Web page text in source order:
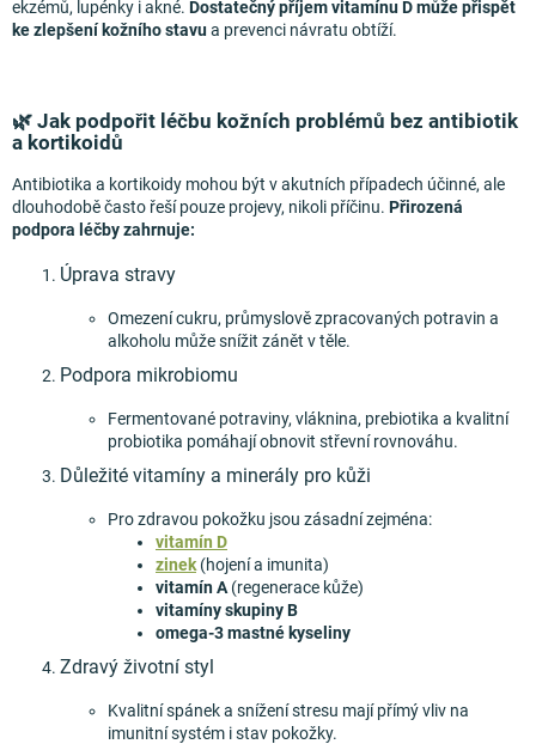
ekzémů, lupénky i akné. Dostatečný příjem vitamínu D může přispět
ke zlepšení kožního stavua prevenci návratu obtíží.
🌿 Jak podpořit léčbu kožních problémů bez antibiotik
a kortikoidů
Antibiotika a kortikoidy mohou být v akutních případech účinné, ale
dlouhodobě často řeší pouze projevy, nikoli příčinu. Přirozená
podpora léčby zahrnuje:
Úprava stravy
Omezení cukru, průmyslově zpracovaných potravin a
alkoholu může snížit zánět v těle.
Podpora mikrobiomu
Fermentované potraviny, vláknina, prebiotika a kvalitní
probiotika pomáhají obnovit střevní rovnováhu.
Důležité vitamíny a minerály pro kůži
Pro zdravou pokožku jsou zásadní zejména:
vitamín D
zinek (hojení a imunita)
vitamín A (regenerace kůže)
vitamíny skupiny B
omega-3 mastné kyseliny
Zdravý životní styl
Kvalitní spánek a snížení stresu mají přímý vliv na
imunitní systém i stav pokožky.